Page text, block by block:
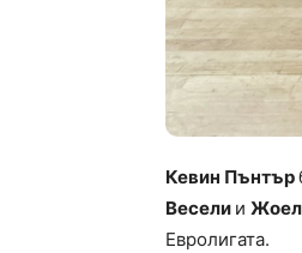
Кевин Пънтър
Весели и Жоел
Евролигата.